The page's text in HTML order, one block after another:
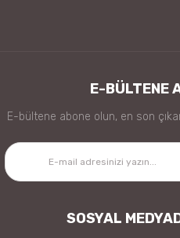
E-BÜLTENE
E-bültene abone olun, en son
SOSYAL